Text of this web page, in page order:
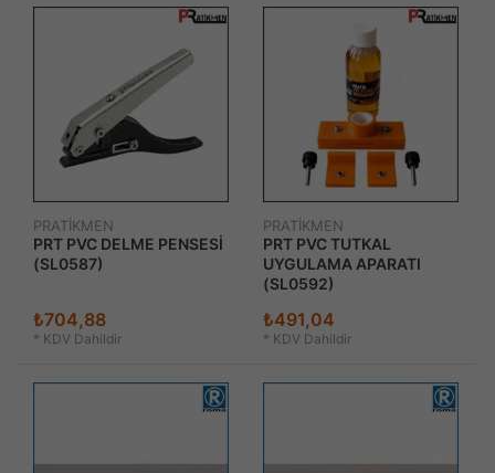
PRATİKMEN
PRT PVC DELME PENSESİ
(SL0587)
₺704,88
* KDV Dahildir
PRATİKMEN
PRT PVC TUTKAL
UYGULAMA APARATI
(SL0592)
₺491,04
* KDV Dahildir